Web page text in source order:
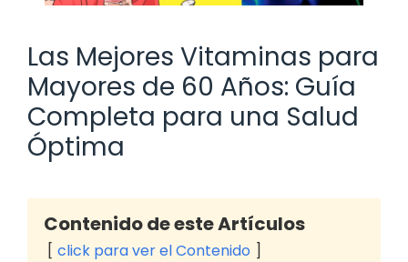
Las Mejores Vitaminas para
Mayores de 60 Años: Guía
Completa para una Salud
Óptima
Contenido de este Artículos
click para ver el Contenido